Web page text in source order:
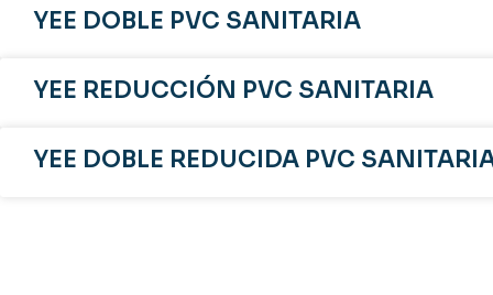
YEE DOBLE PVC SANITARIA
YEE REDUCCIÓN PVC SANITARIA
YEE DOBLE REDUCIDA PVC